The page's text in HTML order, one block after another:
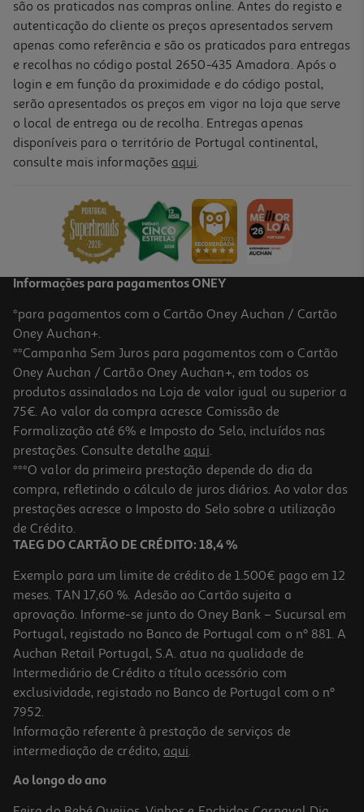
são os praticados nas compras online. Antes do registo e
autenticação do cliente os preços apresentados servem
apenas como referência e são os praticados para entregas
e recolhas no código postal 2650-435 Amadora. Após o
login e em função da proximidade e do código postal,
serão apresentados os preços em vigor na loja que serve
o local de entrega ou de recolha. Entregas apenas
disponíveis para o território de Portugal continental,
consulte mais informações aqui.
Informações para pagamentos ONEY
*para pagamentos com o Cartão Oney Auchan / Cartão
Oney Auchan+.
**Campanha Sem Juros para pagamentos com o Cartão
Oney Auchan / Cartão Oney Auchan+, em todos os
produtos assinalados na Loja de valor igual ou superior a
75€. Ao valor da compra acresce Comissão de
Formalização até 6% e Imposto do Selo, incluídos nas
prestações. Consulte detalhe aqui.
***O valor da primeira prestação depende do dia da
compra, refletindo o cálculo de juros diários. Ao valor das
prestações acresce o Imposto do Selo sobre a utilização
de Crédito.
TAEG DO CARTÃO DE CRÉDITO: 18,4 %
Exemplo para um limite de crédito de 1.500€ pago em 12
meses. TAN 17,60 %. Adesão ao Cartão sujeita a
aprovação. Informe-se junto do Oney Bank – Sucursal em
Portugal, registado no Banco de Portugal com o nº 881. A
Auchan Retail Portugal, S.A. atua na qualidade de
Intermediário de Crédito a título acessório com
exclusividade, registado no Banco de Portugal com o nº
7952.
Informação referente à prestação de serviços de
intermediação de crédito, aqui.
Ao longo do ano